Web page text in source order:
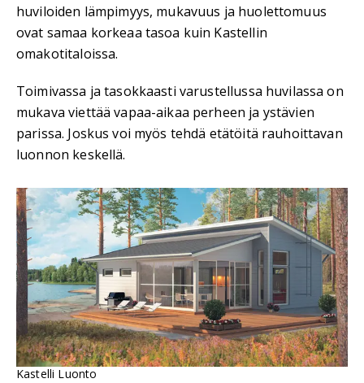
huviloiden lämpimyys, mukavuus ja huolettomuus
ovat samaa korkeaa tasoa kuin Kastellin
omakotitaloissa.
Toimivassa ja tasokkaasti varustellussa huvilassa on
mukava viettää vapaa-aikaa perheen ja ystävien
parissa. Joskus voi myös tehdä etätöitä rauhoittavan
luonnon keskellä.
Kastelli Luonto